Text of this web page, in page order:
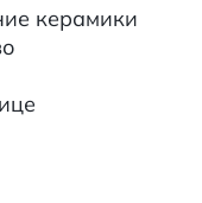
керамики